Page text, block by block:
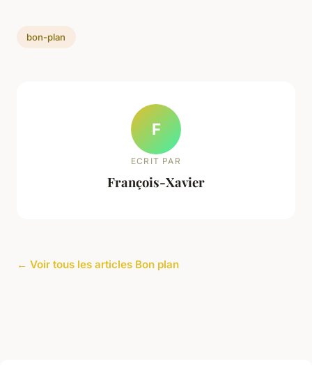
bon-plan
F
ECRIT PAR
François-Xavier
← Voir tous les articles Bon plan